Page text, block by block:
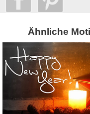
Ähnliche